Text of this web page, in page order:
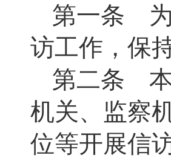
第一条 为
访工作，保
第二条 本
机关、监察
位等开展信